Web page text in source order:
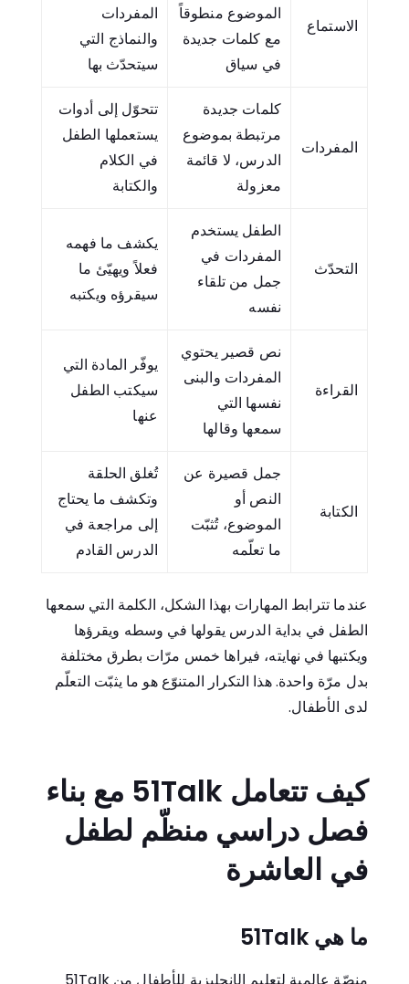
الاستماع
الموضوع منطوقاً
مع كلمات جديدة
في سياق
المفردات
والنماذج التي
سيتحدّث بها
المفردات
كلمات جديدة
مرتبطة بموضوع
الدرس، لا قائمة
معزولة
تتحوّل إلى أدوات
يستعملها الطفل
في الكلام
والكتابة
التحدّث
الطفل يستخدم
المفردات في
جمل من تلقاء
نفسه
يكشف ما فهمه
فعلاً ويهيّئ ما
سيقرؤه ويكتبه
القراءة
نص قصير يحتوي
المفردات والبنى
نفسها التي
سمعها وقالها
يوفّر المادة التي
سيكتب الطفل
عنها
الكتابة
جمل قصيرة عن
النص أو
الموضوع، تُثبّت
ما تعلّمه
تُغلق الحلقة
وتكشف ما يحتاج
إلى مراجعة في
الدرس القادم
عندما تترابط المهارات بهذا الشكل، الكلمة التي سمعها
الطفل في بداية الدرس يقولها في وسطه ويقرؤها
ويكتبها في نهايته، فيراها خمس مرّات بطرق مختلفة
بدل مرّة واحدة. هذا التكرار المتنوّع هو ما يثبّت التعلّم
لدى الأطفال.
كيف تتعامل 51Talk مع بناء
فصل دراسي منظّم لطفل
في العاشرة
ما هي 51Talk